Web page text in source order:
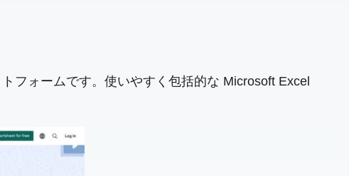
フォームです。使いやすく包括的な Microsoft Excel